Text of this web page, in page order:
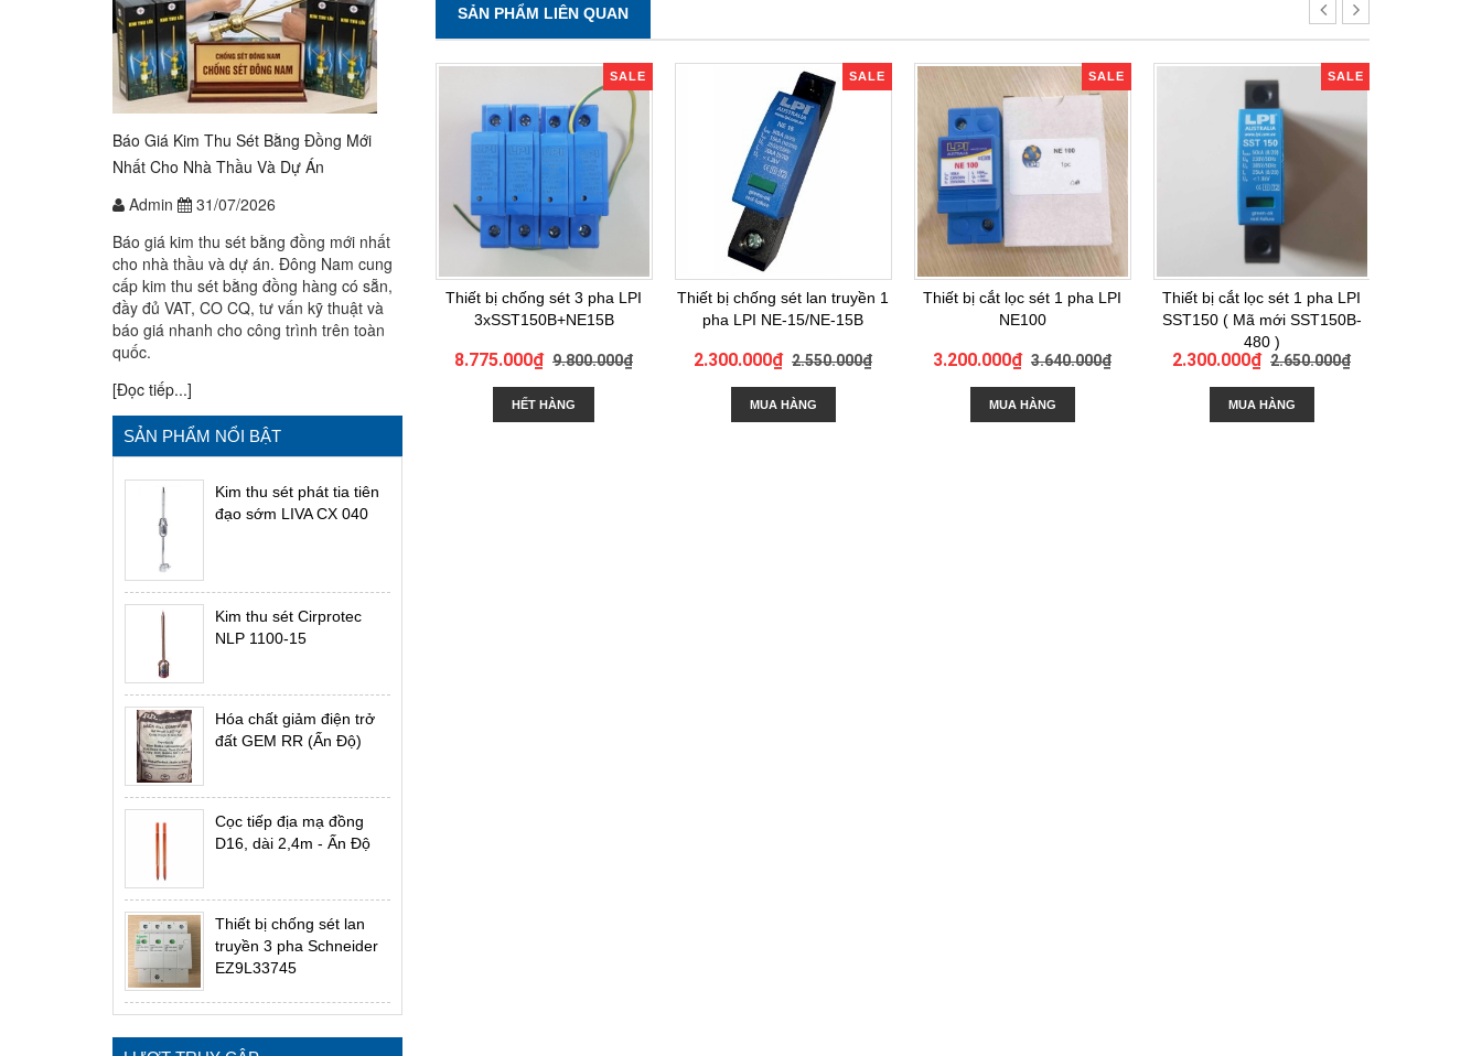
SẢN PHẨM LIÊN QUAN
SALE
Thiết bị chống sét 3 pha LPI
3xSST150B+NE15B
8.775.000₫ 9.800.000₫
HẾT HÀNG
SALE
Thiết bị chống sét lan truyền 1
pha LPI NE-15/NE-15B
2.300.000₫ 2.550.000₫
MUA HÀNG
SALE
Thiết bị cắt lọc sét 1 pha LPI
NE100
3.200.000₫ 3.640.000₫
MUA HÀNG
SALE
Thiết bị cắt lọc sét 1 pha LPI
SST150 ( Mã mới SST150B-
480 )
2.300.000₫ 2.650.000₫
MUA HÀNG
Báo Giá Kim Thu Sét Bằng Đồng Mới
Nhất Cho Nhà Thầu Và Dự Án
Admin
31/07/2026
Báo giá kim thu sét bằng đồng mới nhất
cho nhà thầu và dự án. Đông Nam cung
cấp kim thu sét bằng đồng hàng có sẵn,
đầy đủ VAT, CO CQ, tư vấn kỹ thuật và
báo giá nhanh cho công trình trên toàn
quốc.
[Đọc tiếp...]
SẢN PHẨM NỔI BẬT
Kim thu sét phát tia tiên
đạo sớm LIVA CX 040
Kim thu sét Cirprotec
NLP 1100-15
Hóa chất giảm điện trở
đất GEM RR (Ấn Độ)
Cọc tiếp địa mạ đồng
D16, dài 2,4m - Ấn Độ
Thiết bị chống sét lan
truyền 3 pha Schneider
EZ9L33745